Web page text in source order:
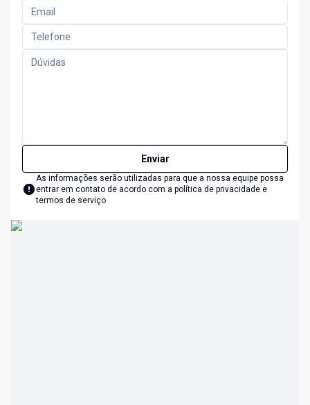
Enviar
As informações serão utilizadas para que a nossa equipe possa
entrar em contato de acordo com a política de privacidade e
termos de serviço